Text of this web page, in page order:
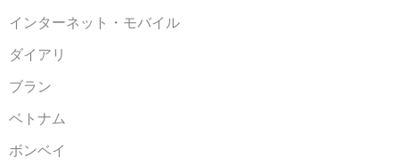
インターネット・モバイル
ダイアリ
ブラン
ベトナム
ボンベイ